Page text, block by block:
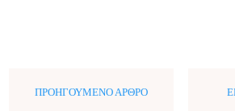
ΠΡΟΗΓΟΎΜΕΝΟ ΆΡΘΡΟ